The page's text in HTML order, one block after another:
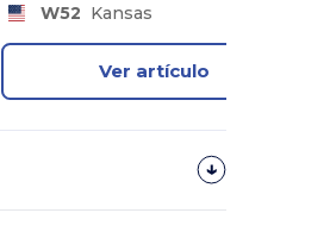
W52 Kansas
Ver artículo